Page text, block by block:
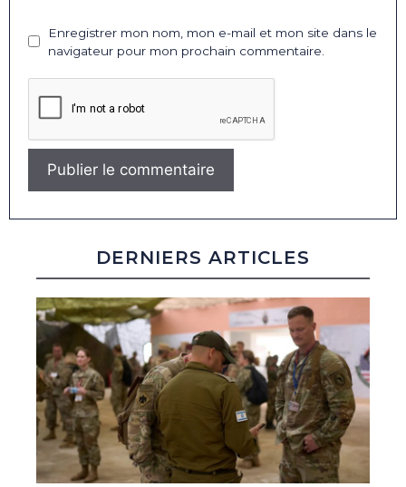
Enregistrer mon nom, mon e-mail et mon site dans le
navigateur pour mon prochain commentaire.
DERNIERS ARTICLES